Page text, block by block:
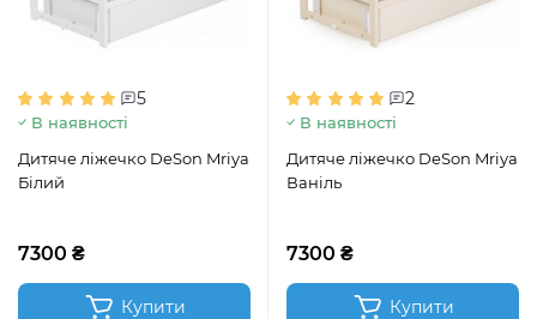
5
В наявності
Дитяче ліжечко DeSon Mriya
Білий
7300 ₴
Купити
2
В наявності
Дитяче ліжечко DeSon Mriya
Ваніль
7300 ₴
Купити